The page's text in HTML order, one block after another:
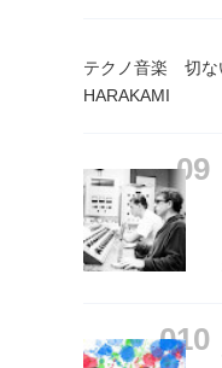
テクノ音楽 切
HARAKAMI